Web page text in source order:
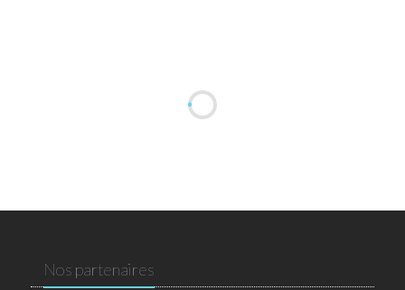
Nos partenaires